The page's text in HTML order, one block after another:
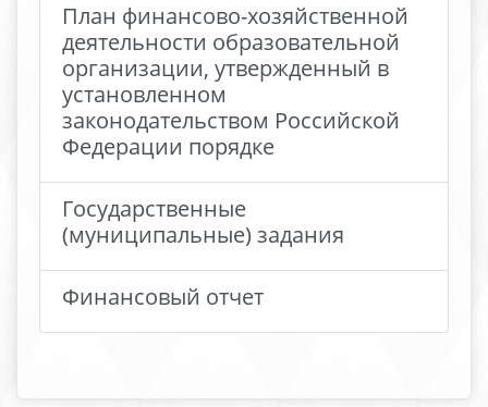
План финансово-хозяйственной
деятельности образовательной
организации, утвержденный в
установленном
законодательством Российской
Федерации порядке
Государственные
(муниципальные) задания
Финансовый отчет